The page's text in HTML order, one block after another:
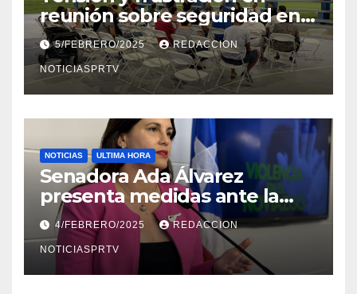
reunión sobre seguridad en
Reparto Metropolitano
5/FEBRERO/2025 REDACCION
NOTICIASPRTV
NOTICIAS ULTIMA HORA
Senadora Ada Álvarez
presenta medidas ante la
violencia en el noviazgo
4/FEBRERO/2025 REDACCION
NOTICIASPRTV